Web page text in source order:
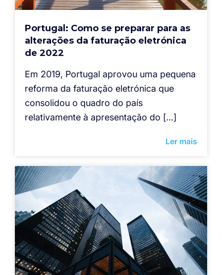
Portugal: Como se preparar para as
alterações da faturação eletrónica
de 2022
Em 2019, Portugal aprovou uma pequena
reforma da faturação eletrónica que
consolidou o quadro do país
relativamente à apresentação do […]
Ler mais